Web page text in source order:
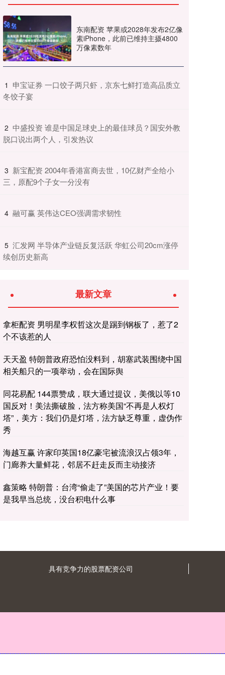
东南配资 苹果或2028年发布2亿像
素iPhone，此前已维持主摄4800
万像素数年
1 ​申宝证券 一口饺子两只虾，京东七鲜打造高品质立
冬饺子宴
2 ​中盛投资 谁是中国足球史上的最佳球员？国安外教
脱口说出两个人，引发热议
3 ​新宝配资 2004年香港富商去世，10亿财产全给小
三，原配9个子女一分没有
4 ​融可赢 英伟达CEO强调需求韧性
5 ​汇发网 半导体产业链反复活跃 华虹公司20cm涨停
续创历史新高
最新文章
拿柜配资 男明星李权哲这次是踢到钢板了，惹了2
个不该惹的人
天天盈 特朗普政府恐怕没料到，胡塞武装围绕中国
相关船只的一项举动，会在国际舆
同花易配 144票赞成，联大通过提议，美俄以等10
国反对！美法撕破脸，法方称美国“不再是人权灯
塔”，美方：我们仍是灯塔，法方缺乏尊重，虚伪作
秀
海越互赢 许家印英国18亿豪宅被流浪汉占领3年，
门廊养大量鲜花，邻居不赶走反而主动接济
鑫策略 特朗普：台湾“偷走了”美国的芯片产业！要
是我早当总统，没台积电什么事
具有竞争力的股票配资公司